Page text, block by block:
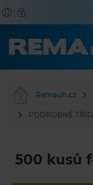
Remauh.cz
PODROBNÉ
500 kusů